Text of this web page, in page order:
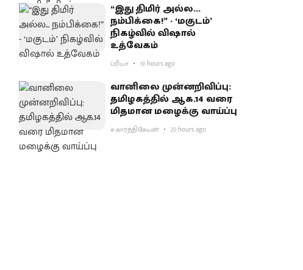
“இது திமிர் அல்ல...
நம்பிக்கை!” - ‘மகுடம்’
நிகழ்வில் விஷால்
உத்வேகம்
ப்ரியா 19 hours ago
வானிலை முன்னறிவிப்பு:
தமிழகத்தில் ஆக.14 வரை
மிதமான மழைக்கு வாய்ப்பு
ச.கார்த்திகேயன் 20 hours ago